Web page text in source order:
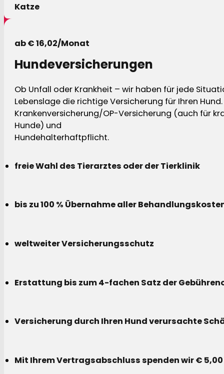
Katze
ab € 16,02/Monat
Hundeversicherungen
Ob Unfall oder Krankheit – wir haben für jede
Lebenslage die richtige Versicherung für Ihren Hund.
Krankenversicherung/OP-Versicherung (auch für
Hunde) und
Hundehalterhaftpflicht.
freie Wahl des Tierarztes oder der Tierklinik
bis zu 100 % Übernahme aller
weltweiter Versicherungsschutz
Erstattung bis zum 4-fachen Satz der
Versicherung durch Ihren Hund verursachte
Mit Ihrem Vertragsabschluss spenden wir €